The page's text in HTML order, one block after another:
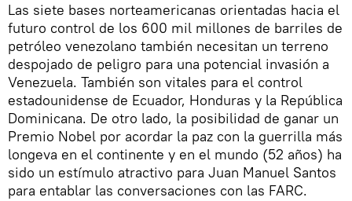
Las siete bases norteamericanas orientadas hacia el
futuro control de los 600 mil millones de barriles de
petróleo venezolano también necesitan un terreno
despojado de peligro para una potencial invasión a
Venezuela. También son vitales para el control
estadounidense de Ecuador, Honduras y la República
Dominicana. De otro lado, la posibilidad de ganar un
Premio Nobel por acordar la paz con la guerrilla más
longeva en el continente y en el mundo (52 años) ha
sido un estímulo atractivo para Juan Manuel Santos
para entablar las conversaciones con las FARC.